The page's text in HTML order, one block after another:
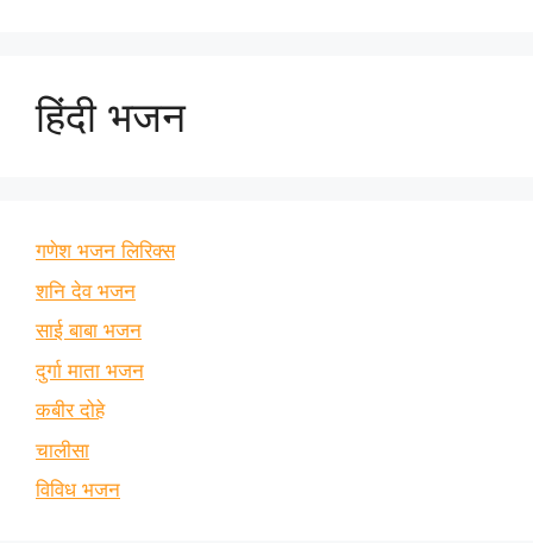
हिंदी भजन
गणेश भजन लिरिक्स
शनि देव भजन
साई बाबा भजन
दुर्गा माता भजन
कबीर दोहे
चालीसा
विविध भजन